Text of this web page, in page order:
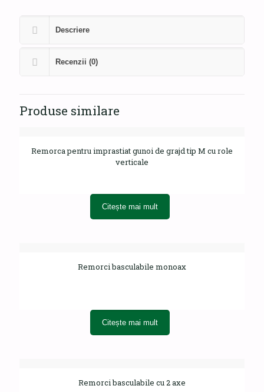
Descriere
Recenzii (0)
Produse similare
Remorca pentru imprastiat gunoi de grajd tip M cu role
verticale
Citește mai mult
Remorci basculabile monoax
Citește mai mult
Remorci basculabile cu 2 axe